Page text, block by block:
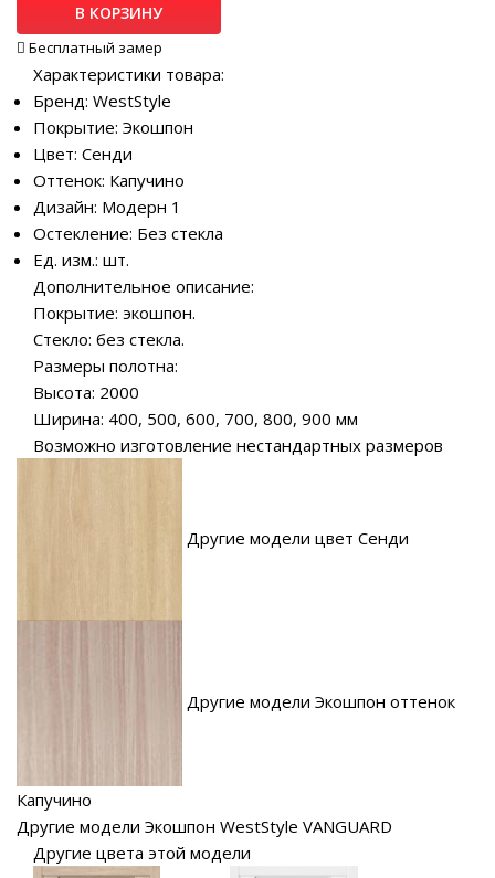
В КОРЗИНУ
Бесплатный замер
Характеристики товара:
Бренд: WestStyle
Покрытие: Экошпон
Цвет: Сенди
Оттенок: Капучино
Дизайн: Модерн 1
Остекление: Без стекла
Ед. изм.: шт.
Дополнительное описание:
Покрытие: экошпон.
Стекло: без стекла.
Размеры полотна:
Высота: 2000
Ширина: 400, 500, 600, 700, 800, 900 мм
Возможно изготовление нестандартных размеров
Другие модели цвет Сенди
Другие модели Экошпон оттенок
Капучино
Другие модели Экошпон WestStyle VANGUARD
Другие цвета этой модели